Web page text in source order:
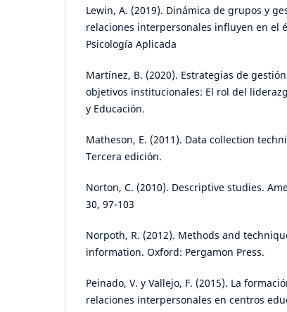
Lewin, A. (2019). Dinámica de grupos y
relaciones interpersonales influyen en el
Psicología Aplicada
Martínez, B. (2020). Estrategias de
objetivos institucionales: El rol del
y Educación.
Matheson, E. (2011). Data collection
Tercera edición.
Norton, C. (2010). Descriptive studies.
30, 97-103
Norpoth, R. (2012). Methods and
information. Oxford: Pergamon Press.
Peinado, V. y Vallejo, F. (2015). La
relaciones interpersonales en centros